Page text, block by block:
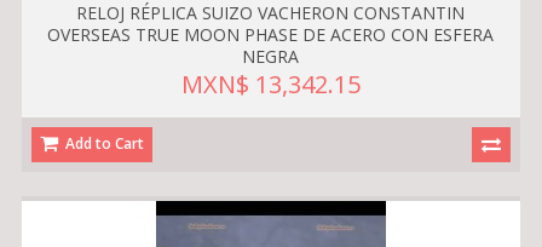
RELOJ RÉPLICA SUIZO VACHERON CONSTANTIN
OVERSEAS TRUE MOON PHASE DE ACERO CON ESFERA
NEGRA
MXN$ 13,342.15
Add to Cart